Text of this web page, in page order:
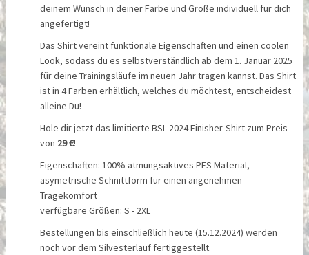
deinem Wunsch in deiner Farbe und Größe individuell für dich
angefertigt!
Das Shirt vereint funktionale Eigenschaften und einen coolen
Look, sodass du es selbstverständlich ab dem 1. Januar 2025
für deine Trainingsläufe im neuen Jahr tragen kannst. Das Shirt
ist in 4 Farben erhältlich, welches du möchtest, entscheidest
alleine Du!
Hole dir jetzt das limitierte BSL 2024 Finisher-Shirt zum Preis
von 29 €!
Eigenschaften: 100% atmungsaktives PES Material,
asymetrische Schnittform für einen angenehmen
Tragekomfort
verfügbare Größen: S - 2XL
Bestellungen bis einschließlich heute (15.12.2024) werden
noch vor dem Silvesterlauf fertiggestellt.